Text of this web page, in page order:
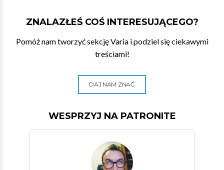
ZNALAZŁEŚ COŚ INTERESUJĄCEGO?
Pomóż nam tworzyć sekcję Varia i podziel się ciekawymi
treściami!
DAJ NAM ZNAĆ
WESPRZYJ NA PATRONITE